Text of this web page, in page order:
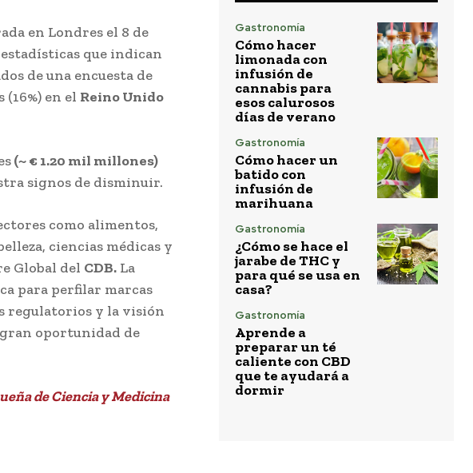
en Londres el 8 de
que indican
de una encuesta de
en el Reino Unido
(~ € 1.20 mil millones)
signos de disminuir.
como alimentos,
ciencias médicas y
Global del CDB. La
para perfilar marcas
regulatorios y la visión
oportunidad de
de Ciencia y Medicina
Gastronomía
Cómo hacer
limonada con
infusión de
cannabis para
esos calurosos
días de verano
Gastronomía
Cómo hacer un
batido con
infusión de
marihuana
Gastronomía
¿Cómo se hace el
jarabe de THC y
para qué se usa en
casa?
Gastronomía
Aprende a
preparar un té
caliente con CBD
que te ayudará a
dormir